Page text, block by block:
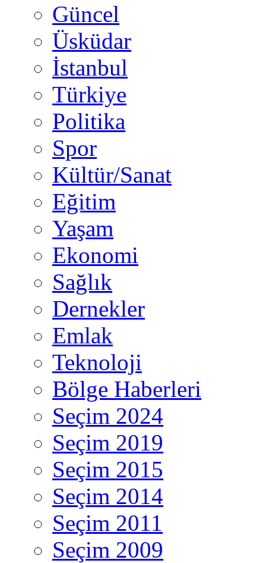
Güncel
Üsküdar
İstanbul
Türkiye
Politika
Spor
Kültür/Sanat
Eğitim
Yaşam
Ekonomi
Sağlık
Dernekler
Emlak
Teknoloji
Bölge Haberleri
Seçim 2024
Seçim 2019
Seçim 2015
Seçim 2014
Seçim 2011
Seçim 2009